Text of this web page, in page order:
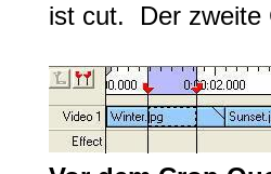
ist cut. Der zweite